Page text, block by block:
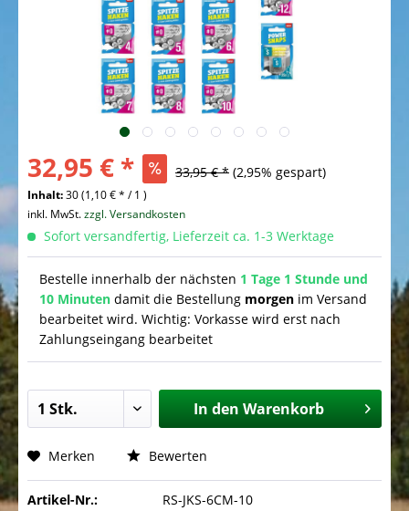
32,95 € * 33,95 € * (2,95% gespart)
Inhalt:30 (1,10 € * / 1 )
inkl. MwSt.zzgl. Versandkosten
Sofort versandfertig, Lieferzeit ca. 1-3 Werktage
Bestelle innerhalb der nächsten 1 Tage 1 Stunde und
10 Minuten damit die Bestellung morgen im Versand
bearbeitet wird. Wichtig: Vorkasse wird erst nach
Zahlungseingang bearbeitet
In den Warenkorb
Merken Bewerten
Artikel-Nr.: RS-JKS-6CM-10